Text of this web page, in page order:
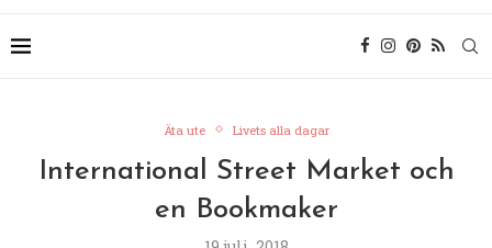
Äta ute Livets alla dagar
International Street Market och
en Bookmaker